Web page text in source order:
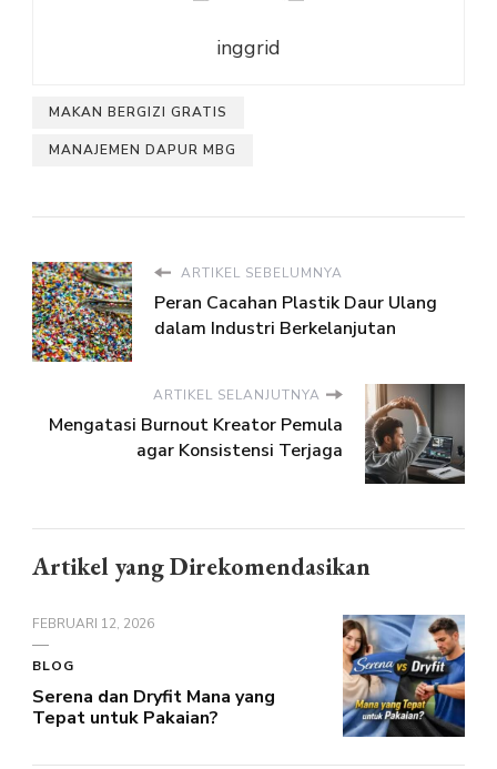
inggrid
MAKAN BERGIZI GRATIS
MANAJEMEN DAPUR MBG
ARTIKEL SEBELUMNYA
Peran Cacahan Plastik Daur Ulang
dalam Industri Berkelanjutan
ARTIKEL SELANJUTNYA
Mengatasi Burnout Kreator Pemula
agar Konsistensi Terjaga
Artikel yang Direkomendasikan
FEBRUARI 12, 2026
BLOG
Serena dan Dryfit Mana yang
Tepat untuk Pakaian?